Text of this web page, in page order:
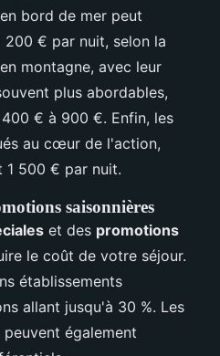
bord de mer peut
€ par nuit, selon la
montagne, avec leur
plus abordables,
€ à 900 €. Enfin, les
au cœur de l'action,
500 € par nuit.
saisonnières
et des promotions
le coût de votre séjour.
établissements
allant jusqu'à 30 %. Les
également